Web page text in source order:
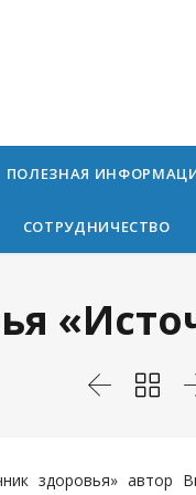
to
ПОЛЕЗНАЯ
СОТРУДНИЧЕСТВО
 
здоровья» автор